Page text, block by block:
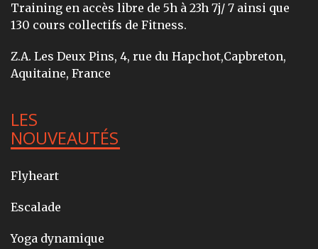
Training en accès libre de 5h à 23h 7j/ 7 ainsi que
130 cours collectifs de Fitness.
Z.A. Les Deux Pins, 4, rue du Hapchot,Capbreton,
Aquitaine, France
LES
NOUVEAUTÉS
Flyheart
Escalade
Yoga dynamique